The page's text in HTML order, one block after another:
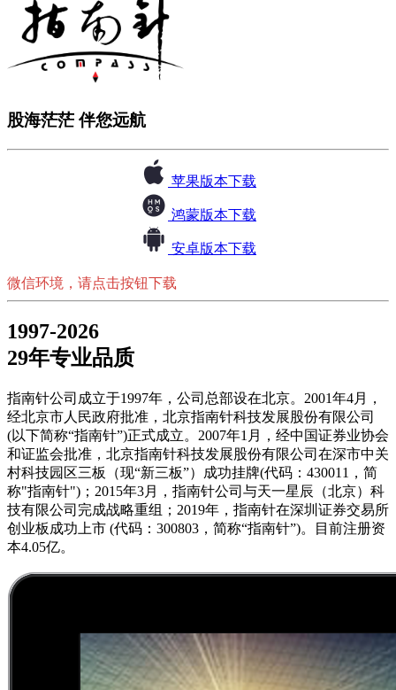
股海茫茫 伴您远航
苹果版本下载
鸿蒙版本下载
安卓版本下载
微信环境，请点击按钮下载
1997-2026
29年专业品质
指南针公司成立于1997年，公司总部设在北京。2001年4月，
经北京市人民政府批准，北京指南针科技发展股份有限公司
(以下简称“指南针”)正式成立。2007年1月，经中国证券业协会
和证监会批准，北京指南针科技发展股份有限公司在深市中关
村科技园区三板（现“新三板”）成功挂牌(代码：430011，简
称"指南针")；2015年3月，指南针公司与天一星辰（北京）科
技有限公司完成战略重组；2019年，指南针在深圳证券交易所
创业板成功上市 (代码：300803，简称“指南针”)。目前注册资
本4.05亿。